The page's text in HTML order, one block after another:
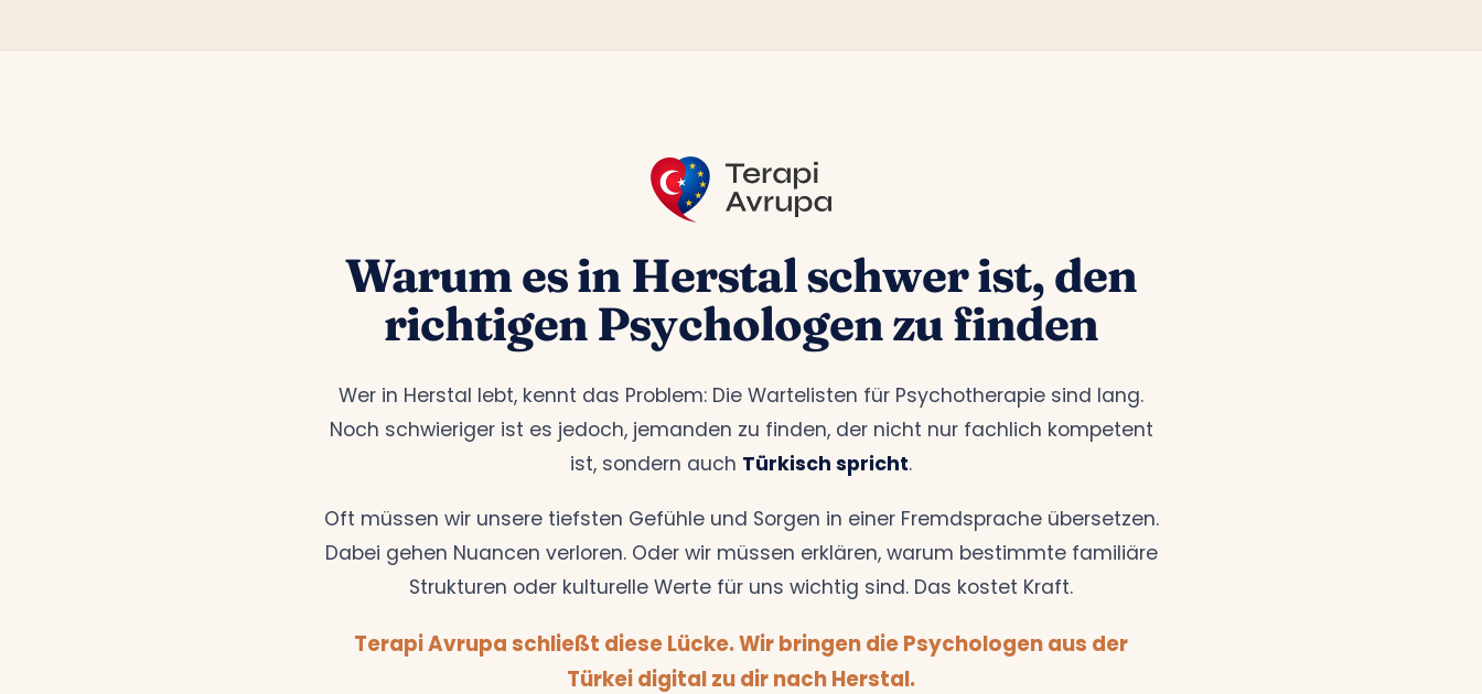
Warum es in Herstal schwer ist, den
richtigen Psychologen zu finden
Wer in Herstal lebt, kennt das Problem: Die Wartelisten für Psychotherapie sind lang.
Noch schwieriger ist es jedoch, jemanden zu finden, der nicht nur fachlich kompetent
ist, sondern auch
Türkisch spricht
Oft müssen wir unsere tiefsten Gefühle und Sorgen in einer Fremdsprache übersetzen.
Dabei gehen Nuancen verloren. Oder wir müssen erklären, warum bestimmte familiäre
Strukturen oder kulturelle Werte für uns wichtig sind. Das kostet Kraft.
Terapi Avrupa schließt diese Lücke. Wir bringen die Psychologen aus der
Türkei digital zu dir nach Herstal.